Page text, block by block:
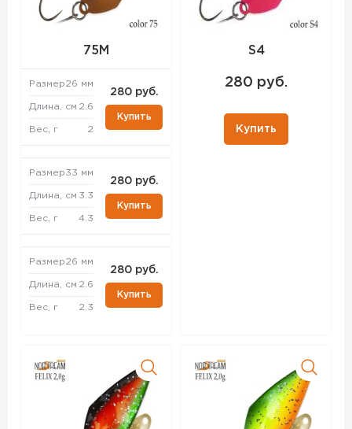
75M
Размер26 мм
Длина, см 2.6
Вес, г 2
280 руб.
Купить
Размер33 мм
Длина, см 3.3
Вес, г 4.3
280 руб.
Купить
Размер26 мм
Длина, см 2.6
Вес, г 2.3
280 руб.
Купить
S4
280 руб.
Купить